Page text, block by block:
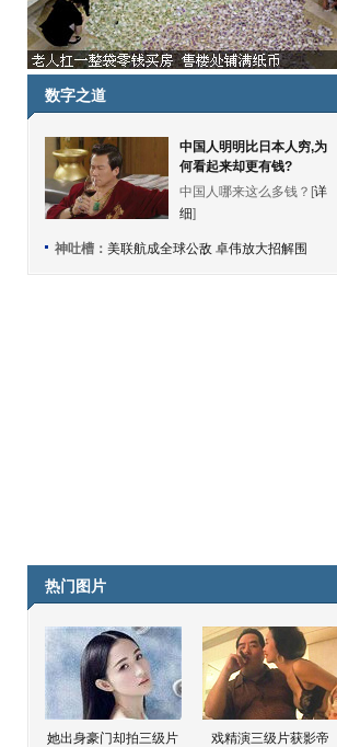
数字之道
中国人明明比日本人穷,为
何看起来却更有钱?
中国人哪来这么多钱？[详
细]
神吐槽： 美联航成全球公敌 卓伟放大招解围
热门图片
她出身豪门却拍三级片 戏精演三级片获影帝